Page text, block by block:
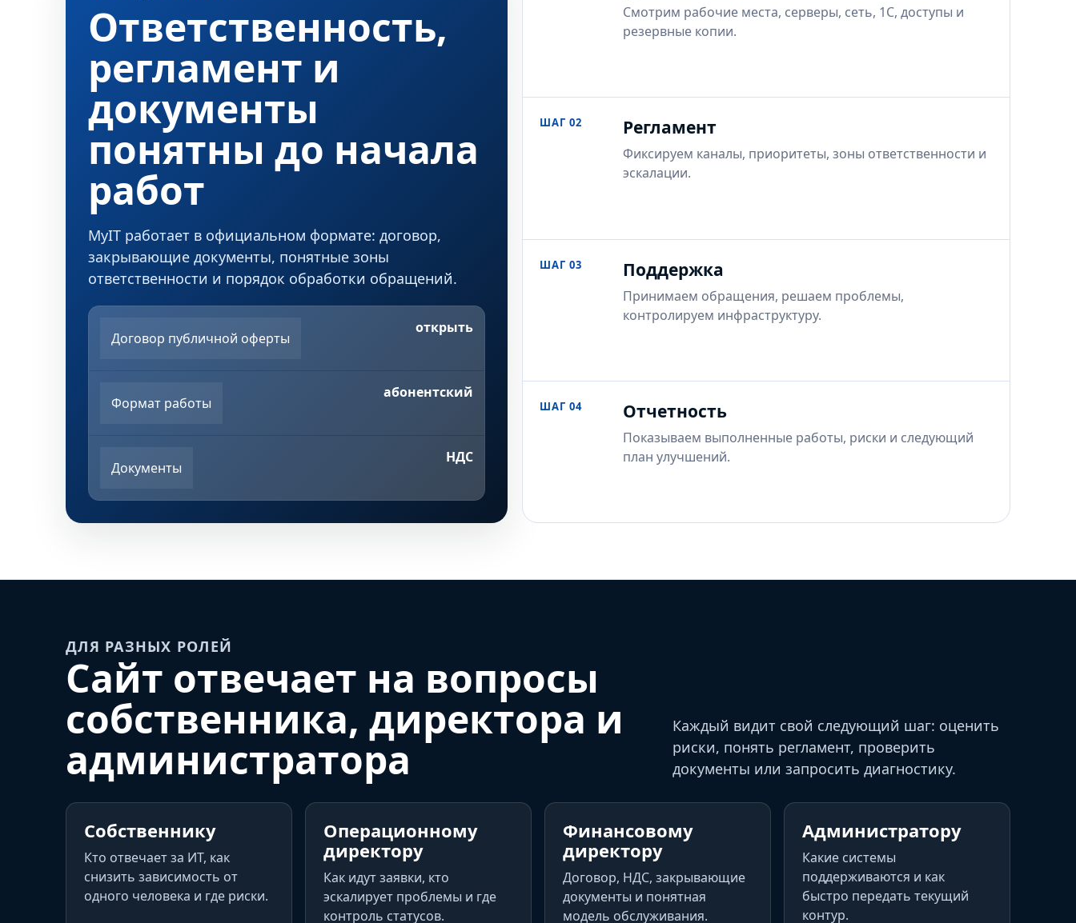
Ответственность,
регламент и
документы
понятны до начала
работ
MyIT работает в официальном формате: договор,
закрывающие документы, понятные зоны
ответственности и порядок обработки обращений.
Договор публичной оферты
открыть
Формат работы
абонентский
Документы
НДС
Смотрим рабочие места, серверы, сеть, 1С, доступы и
резервные копии.
ШАГ 02 Регламент
Фиксируем каналы, приоритеты, зоны ответственности и
эскалации.
ШАГ 03 Поддержка
Принимаем обращения, решаем проблемы,
контролируем инфраструктуру.
ШАГ 04 Отчетность
Показываем выполненные работы, риски и следующий
план улучшений.
ДЛЯ РАЗНЫХ РОЛЕЙ
Сайт отвечает на вопросы
собственника, директора и
администратора
Каждый видит свой следующий шаг: оценить
риски, понять регламент, проверить
документы или запросить диагностику.
Собственнику
Кто отвечает за ИТ, как
снизить зависимость от
одного человека и где риски.
Операционному
директору
Как идут заявки, кто
эскалирует проблемы и где
контроль статусов.
Финансовому
директору
Договор, НДС, закрывающие
документы и понятная
модель обслуживания.
Администратору
Какие системы
поддерживаются и как
быстро передать текущий
контур.